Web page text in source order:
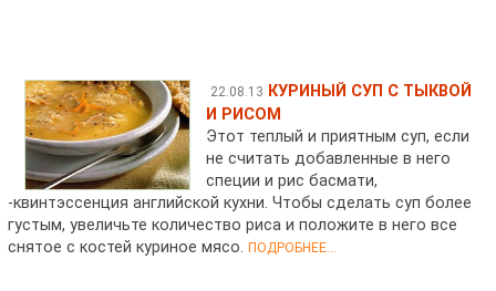
22.08.13 КУРИНЫЙ СУП С ТЫКВОЙ
И РИСОМ
Этот теплый и приятным суп, если
не считать добавленные в него
специи и рис басмати,
-квинтэссенция английской кухни. Чтобы сделать суп более
густым, увеличьте количество риса и положите в него все
снятое с костей куриное мясо.ПОДРОБНЕЕ...